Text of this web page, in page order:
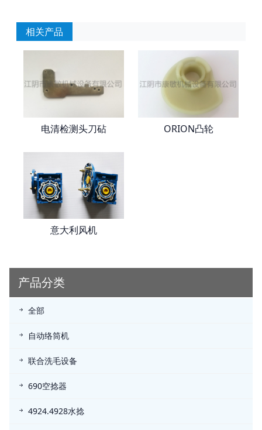
相关产品
电清检测头刀砧 ORION凸轮
意大利风机
产品分类
全部
自动络筒机
联合洗毛设备
690空捻器
4924.4928水捻